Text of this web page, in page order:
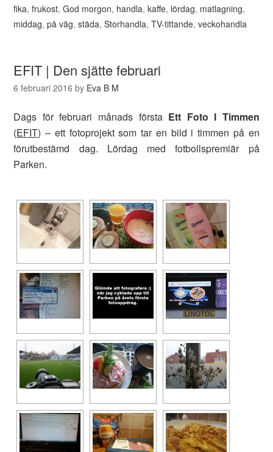
fika,frukost,God morgon, handla,kaffe, lördag, matlagning,
middag,på väg,städa,Storhandla,TV-tittande,veckohandla
EFIT | Den sjätte februari
6 februari 2016 by Eva B M
Dags för februari månads första Ett Foto I Timmen
(EFIT) – ett fotoprojekt som tar en bild i timmen på en
förutbestämd dag. Lördag med fotbollspremiär på
Parken.